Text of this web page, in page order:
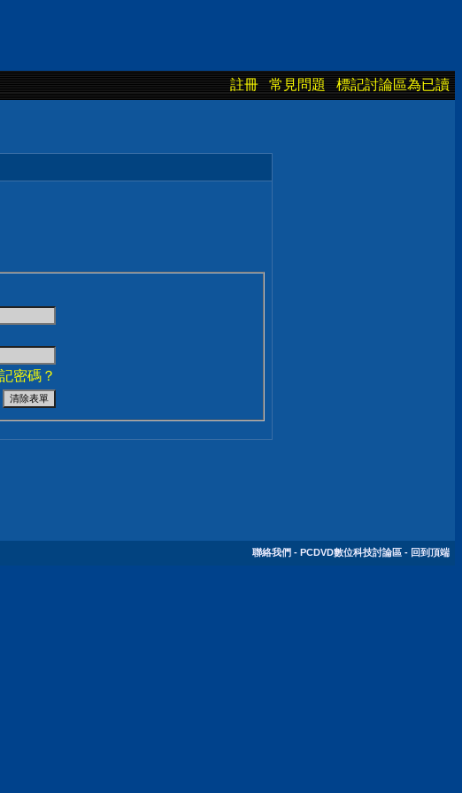
註冊 常見問題 標記討論區為已讀
密碼？
聯絡我們 - PCDVD數位科技討論區 - 回到頂端